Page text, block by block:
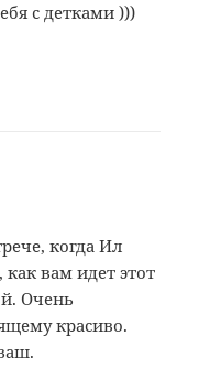
с детками )))
когда Ил
вам идет этот
Очень
красиво.